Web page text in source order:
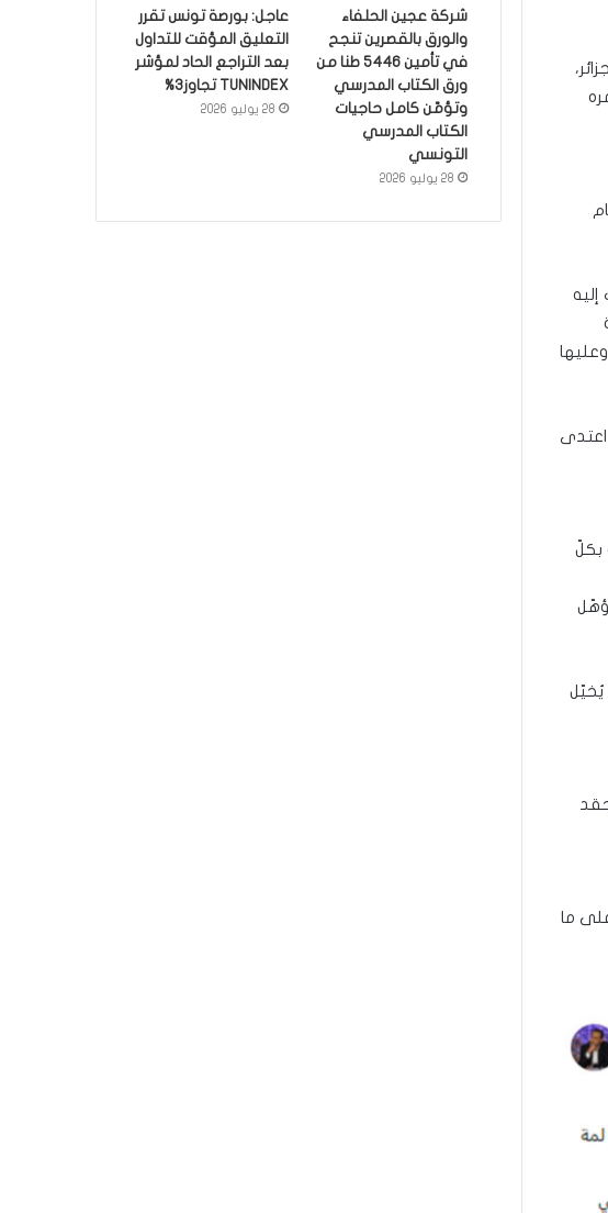
و6 أشهر من عمره
إليه
اعتدى
بكلّ
يُخيّل
ما
شركة عجين الحلفاء
والورق بالقصرين تنجح
في تأمين 5446 طنا من
ورق الكتاب المدرسي
وتؤمّن كامل حاجيات
الكتاب المدرسي
التونسي
28 يوليو 2026
عاجل: بورصة تونس تقرر
التعليق المؤقت للتداول
بعد التراجع الحاد لمؤشر
TUNINDEX تجاوز3%
28 يوليو 2026